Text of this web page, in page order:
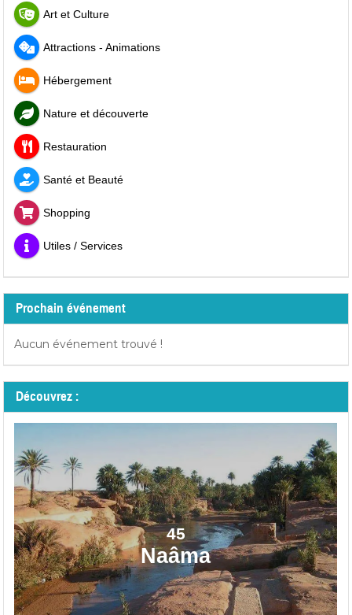
Art et Culture
Attractions - Animations
Hébergement
Nature et découverte
Restauration
Santé et Beauté
Shopping
Utiles / Services
Prochain événement
Aucun événement trouvé !
Découvrez :
45
Naâma